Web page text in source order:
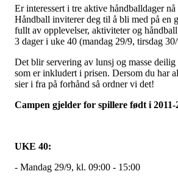
Er interessert i tre aktive håndballdager
Håndball inviterer deg til å bli med på en
fullt av opplevelser, aktiviteter og
3 dager i uke 40 (mandag 29/9, tirsdag
Det blir servering av lunsj og masse
som er inkludert i prisen. Dersom du har
sier i fra på forhånd så ordner vi det!
Campen gjelder for spillere født i 2011-
UKE 40:
- Mandag 29/9, kl. 09:00 - 15:00